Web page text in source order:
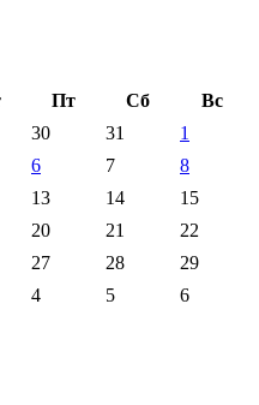
Пт Сб
Вс
30 31
1
6 7
8
13 14
15
20 21
22
27 28
29
4 5 6